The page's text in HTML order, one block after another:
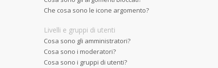
Che cosa sono le icone argomento?
Livelli e gruppi di utenti
Cosa sono gli amministratori?
Cosa sono i moderatori?
Cosa sono i gruppi di utenti?